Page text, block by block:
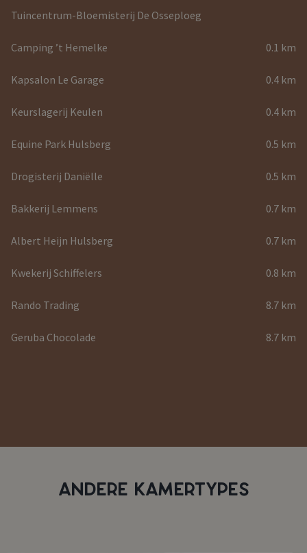
Tuincentrum-Bloemisterij De Osseploeg
Camping ’t Hemelke 0.1 km
Kapsalon Le Garage 0.4 km
Keurslagerij Keulen 0.4 km
Equine Park Hulsberg 0.5 km
Drogisterij Daniëlle 0.5 km
Bakkerij Lemmens 0.7 km
Albert Heijn Hulsberg 0.7 km
Kwekerij Schiffelers 0.8 km
Rando Trading 8.7 km
Geruba Chocolade 8.7 km
ANDERE KAMERTYPES